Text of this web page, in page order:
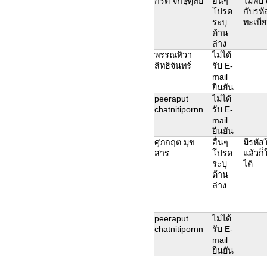
โปรด
ระบุ
ด้าน
ล่าง
กับรหั
ทะเบี
พรรณทิวา
สิทธิจันทร์
ไม่ได้
รับ E-
mail
ยืนยัน
peeraput
chatnitipornn
ไม่ได้
รับ E-
mail
ยืนยัน
ศุภกฤต มุข
สาร
อื่นๆ
โปรด
ระบุ
ด้าน
ล่าง
มีรหัส
แล้วก็
ได้
peeraput
chatnitipornn
ไม่ได้
รับ E-
mail
ยืนยัน